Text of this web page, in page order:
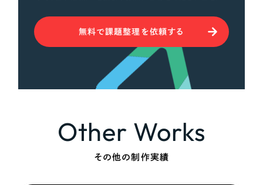
無料で課題整理を依頼する
Other Works
その他の制作実績